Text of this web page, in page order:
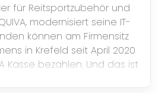
für Reitsportzubehör und
modernisiert seine IT-
können am Firmensitz
in Krefeld seit April 2020
Kasse bezahlen. Und das ist